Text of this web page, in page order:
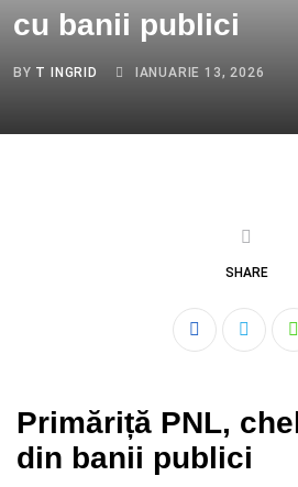
cu banii publici
BY T INGRID IANUARIE 13, 2026
SHARE
Primăriță PNL,
din banii publici